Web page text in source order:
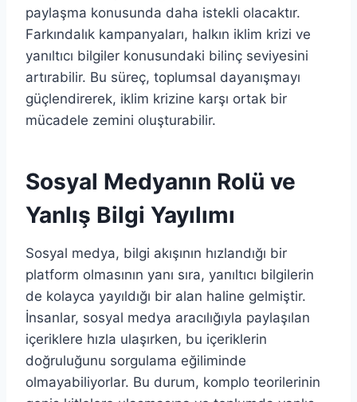
paylaşma konusunda daha istekli olacaktır.
Farkındalık kampanyaları, halkın iklim krizi ve
yanıltıcı bilgiler konusundaki bilinç seviyesini
artırabilir. Bu süreç, toplumsal dayanışmayı
güçlendirerek, iklim krizine karşı ortak bir
mücadele zemini oluşturabilir.
Sosyal Medyanın Rolü ve
Yanlış Bilgi Yayılımı
Sosyal medya, bilgi akışının hızlandığı bir
platform olmasının yanı sıra, yanıltıcı bilgilerin
de kolayca yayıldığı bir alan haline gelmiştir.
İnsanlar, sosyal medya aracılığıyla paylaşılan
içeriklere hızla ulaşırken, bu içeriklerin
doğruluğunu sorgulama eğiliminde
olmayabiliyorlar. Bu durum, komplo teorilerinin